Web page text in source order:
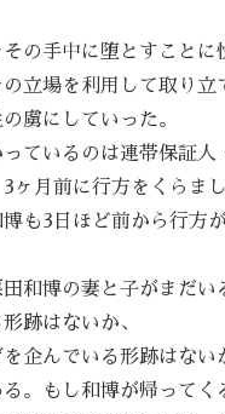
その手中に堕とすことに
の立場を利用して取り立
虜にしていった。
ているのは連帯保証人
ヶ月前に行方をくらまし
も3日ほど前から行方
和博の妻と子がまだい
跡はないか、
企んでいる形跡はない
。もし和博が帰ってく